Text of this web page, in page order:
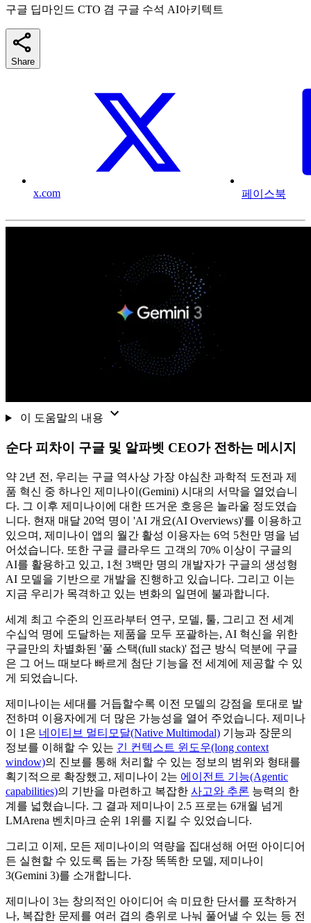
구글 딥마인드 CTO 겸 구글 수석 AI아키텍트
Share
x.com 페이스북
이 도움말의 내용
순다 피차이 구글 및 알파벳 CEO가 전하는 메시지
약 2년 전, 우리는 구글 역사상 가장 야심찬 과학적 도전과 제
품 혁신 중 하나인 제미나이(Gemini) 시대의 서막을 열었습니
다. 그 이후 제미나이에 대한 뜨거운 호응은 놀라울 정도였습
니다. 현재 매달 20억 명이 'AI 개요(AI Overviews)'를 이용하고
있으며, 제미나이 앱의 월간 활성 이용자는 6억 5천만 명을 넘
어섰습니다. 또한 구글 클라우드 고객의 70% 이상이 구글의
AI를 활용하고 있고, 1천 3백만 명의 개발자가 구글의 생성형
AI 모델을 기반으로 개발을 진행하고 있습니다. 그리고 이는
지금 우리가 목격하고 있는 변화의 일면에 불과합니다.
세계 최고 수준의 인프라부터 연구, 모델, 툴, 그리고 전 세계
수십억 명에 도달하는 제품을 모두 포괄하는, AI 혁신을 위한
구글만의 차별화된 '풀 스택(full stack)' 접근 방식 덕분에 구글
은 그 어느 때보다 빠르게 첨단 기능을 전 세계에 제공할 수 있
게 되었습니다.
제미나이는 세대를 거듭할수록 이전 모델의 강점을 토대로 발
전하며 이용자에게 더 많은 가능성을 열어 주었습니다. 제미나
이 1은 네이티브 멀티모달(Native Multimodal) 기능과 장문의
정보를 이해할 수 있는 긴 컨텍스트 윈도우(long context
window)의 진보를 통해 처리할 수 있는 정보의 범위와 형태를
획기적으로 확장했고, 제미나이 2는 에이전트 기능(Agentic
capabilities)의 기반을 마련하고 복잡한 사고와 추론 능력의 한
계를 넓혔습니다. 그 결과 제미나이 2.5 프로는 6개월 넘게
LMArena 벤치마크 순위 1위를 지킬 수 있었습니다.
그리고 이제, 모든 제미나이의 역량을 집대성해 어떤 아이디어
든 실현할 수 있도록 돕는 가장 똑똑한 모델, 제미나이
3(Gemini 3)를 소개합니다.
제미나이 3는 창의적인 아이디어 속 미묘한 단서를 포착하거
나, 복잡한 문제를 여러 겹의 층위로 나눠 풀어낼 수 있는 등 전